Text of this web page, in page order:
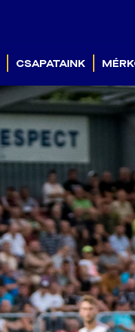
CSAPATAINK